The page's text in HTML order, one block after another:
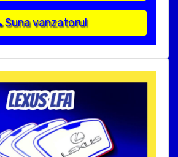
Suna vanzatorul